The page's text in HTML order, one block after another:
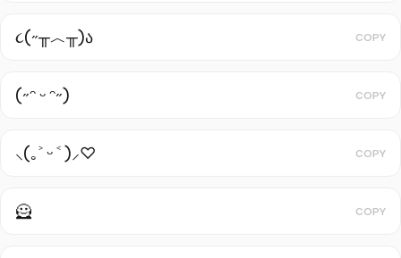
૮(˶╥︿╥)ა COPY
(˶ᵔ ᵕ ᵔ˶) COPY
⸜(｡˃ ᵕ ˂ )⸝♡ COPY
🦸 COPY